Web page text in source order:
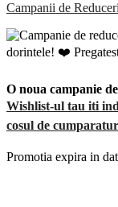
Campanii de
O noua campanie
Wishlist-ul tau iti
cosul de
Promotia expira in